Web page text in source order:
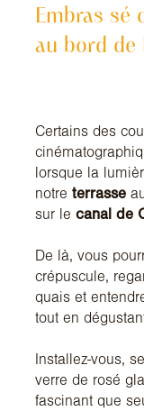
Embras sé
au bord de
Certains des
lorsque la
notre terrasse
sur le canal de
De là, vous
crépuscule,
quais et
tout en
Installez-vous,
verre de rosé
fascinant que